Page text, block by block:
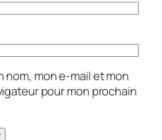
nom, mon e-mail et mon
pour mon prochain